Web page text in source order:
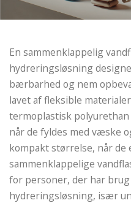
En sammenklappelig
hydreringsløsning
bærbarhed og nem
lavet af fleksible
termoplastisk polyurethan
når de fyldes med væske
kompakt størrelse, når de
sammenklappelige
for personer, der har
hydreringsløsning, især